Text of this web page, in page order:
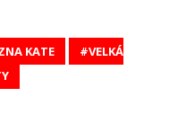
KATE
VELKÁ